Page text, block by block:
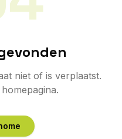
niet of is verplaatst.